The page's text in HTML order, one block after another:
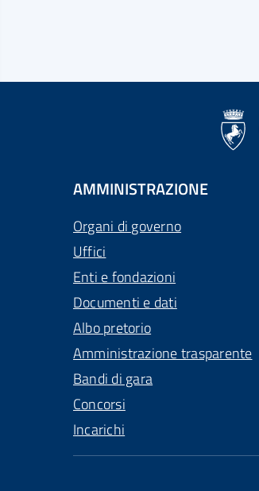
AMMINISTRAZIONE
Organi di governo
Uffici
Enti e fondazioni
Documenti e dati
Albo pretorio
Amministrazione trasparente
Bandi di gara
Concorsi
Incarichi